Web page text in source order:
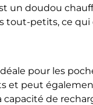
un doudou
petits, ce
pour les
et peut
de